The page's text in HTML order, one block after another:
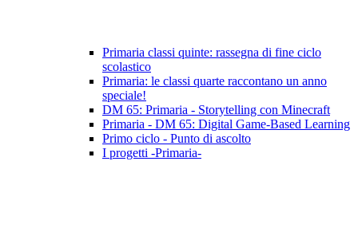
Primaria classi quinte: rassegna di fine ciclo
scolastico
Primaria: le classi quarte raccontano un anno
speciale!
DM 65: Primaria - Storytelling con Minecraft
Primaria - DM 65: Digital Game-Based Learning
Primo ciclo - Punto di ascolto
I progetti -Primaria-